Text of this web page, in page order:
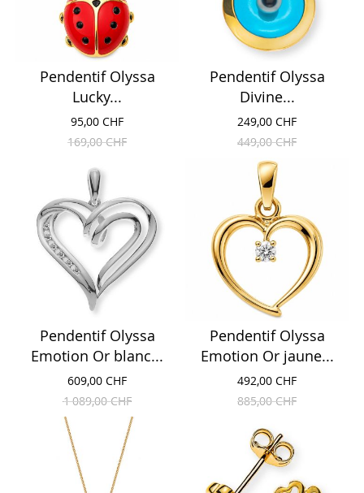
Pendentif Olyssa
Lucky...
95,00 CHF
169,00 CHF
Pendentif Olyssa
Divine...
249,00 CHF
449,00 CHF
Pendentif Olyssa
Emotion Or blanc...
609,00 CHF
1 089,00 CHF
Pendentif Olyssa
Emotion Or jaune...
492,00 CHF
885,00 CHF